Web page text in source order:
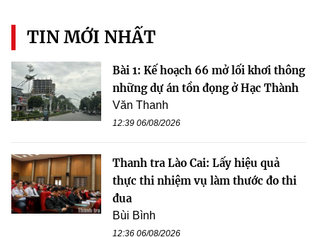
TIN MỚI NHẤT
Bài 1: Kế hoạch 66 mở lối khơi thông
những dự án tồn đọng ở Hạc Thành
Văn Thanh
12:39 06/08/2026
Thanh tra Lào Cai: Lấy hiệu quả
thực thi nhiệm vụ làm thước đo thi
đua
Bùi Bình
12:36 06/08/2026